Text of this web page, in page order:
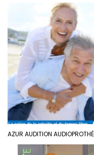
AZUR AUDITION